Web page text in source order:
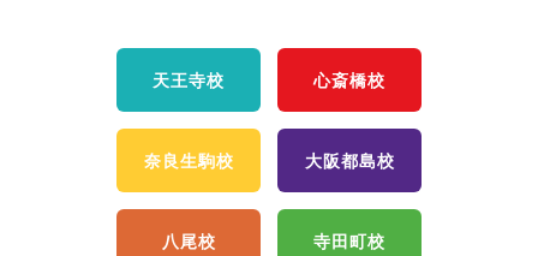
天王寺校 心斎橋校
奈良生駒校 大阪都島校
八尾校 寺田町校